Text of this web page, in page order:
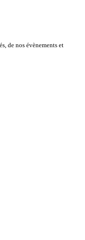
de nos évènements et